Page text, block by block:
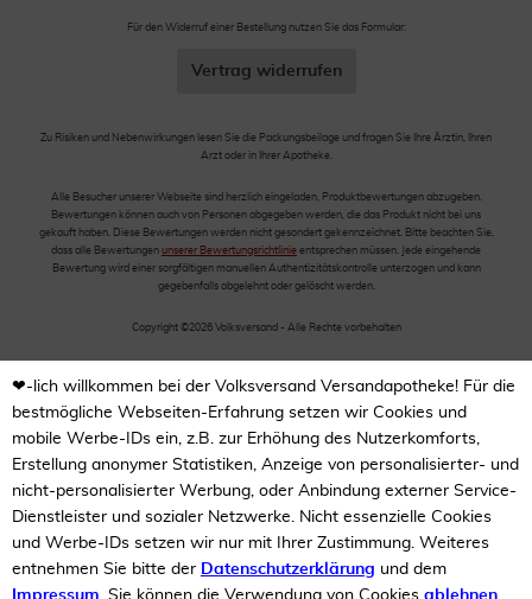
Für den Widerruf einer Bestellung nutzen Sie das Formular:
Vertrag widerrufen
Zu Risiken und Nebenwirkungen lesen Sie die Packungsbeilage und fragen Sie Ihre Ärztin, Ihren
Arzt oder in Ihrer Apotheke.
Alle Besucher unserer Webseite sind herzlich eingeladen, Produktbewertungen abzugeben.
Bewertungen können auch von Personen abgegeben werden, die das Produkt nicht bei uns
gekauft haben. Diese Bewertungen werden nicht gesondert gekennzeichnet. Bitte beachten Sie,
dass alle Bewertungen unserer Bewertungsrichtlinie entsprechen müssen. Jede eingehende
Bewertung wird einer sorgfältigen manuellen Authentizitätskontrolle unterzogen und kann
gegebenfalls abgelehnt oder gelöscht werden.
Copyright ©2026 Volksversand - Alle Rechte vorbehalten
❤-lich willkommen bei der Volksversand Versandapotheke! Für die
bestmögliche Webseiten-Erfahrung setzen wir Cookies und
mobile Werbe-IDs ein, z.B. zur Erhöhung des Nutzerkomforts,
Erstellung anonymer Statistiken, Anzeige von personalisierter- und
nicht-personalisierter Werbung, oder Anbindung externer Service-
Dienstleister und sozialer Netzwerke. Nicht essenzielle Cookies
und Werbe-IDs setzen wir nur mit Ihrer Zustimmung. Weiteres
entnehmen Sie bitte der Datenschutzerklärung und dem
Impressum . Sie können die Verwendung von Cookies ablehnen